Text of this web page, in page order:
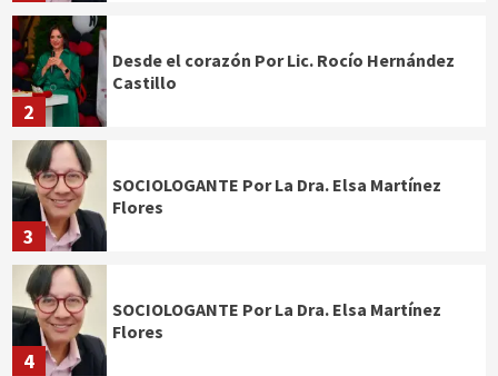
2
Desde el corazón Por Lic. Rocío Hernández
Castillo
3
SOCIOLOGANTE Por La Dra. Elsa Martínez
Flores
4
SOCIOLOGANTE Por La Dra. Elsa Martínez
Flores